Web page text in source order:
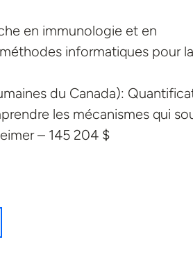
en immunologie et en
informatiques pour la
du Canada):
les mécanismes qui
– 145 204 $